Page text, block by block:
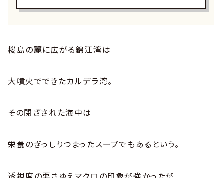
桜島の麓に広がる錦江湾は
大噴火でできたカルデラ湾。
その閉ざされた海中は
栄養のぎっしりつまったスープでもあるという。
透視度の悪さゆえマクロの印象が強かったが